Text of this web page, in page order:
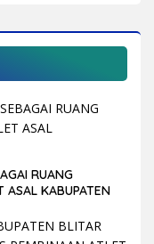
RUANG
ASAL KABUPATEN